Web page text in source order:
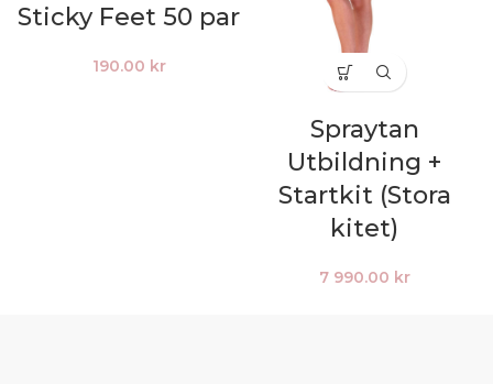
Sticky Feet 50 par
190.00 kr
Spraytan
Utbildning +
Startkit (Stora
kitet)
7 990.00 kr